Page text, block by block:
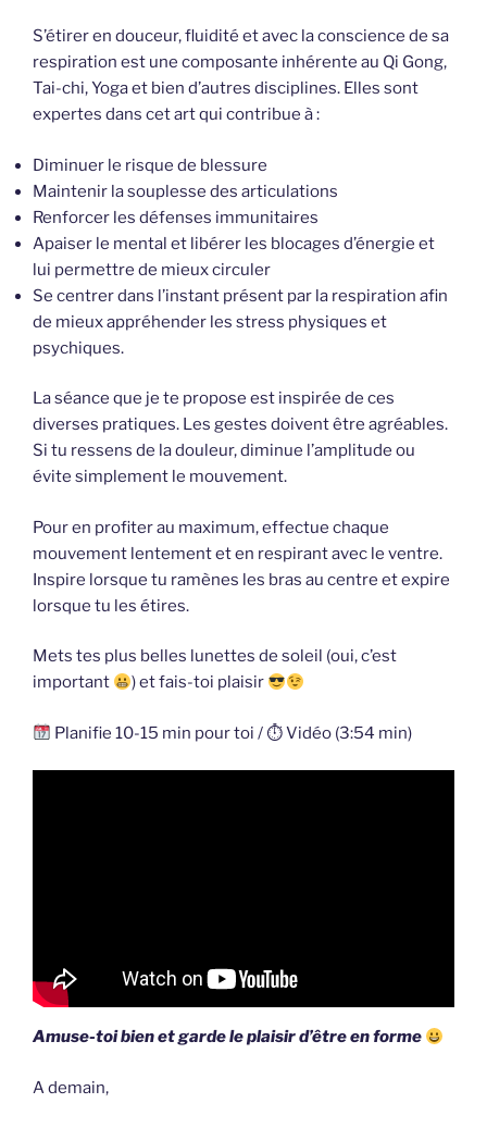
S’étirer en douceur, fluidité et avec la conscience de sa
respiration est une composante inhérente au Qi Gong,
Tai-chi, Yoga et bien d’autres disciplines. Elles sont
expertes dans cet art qui contribue à :
Diminuer le risque de blessure
Maintenir la souplesse des articulations
Renforcer les défenses immunitaires
Apaiser le mental et libérer les blocages d’énergie et
lui permettre de mieux circuler
Se centrer dans l’instant présent par la respiration afin
de mieux appréhender les stress physiques et
psychiques.
La séance que je te propose est inspirée de ces
diverses pratiques. Les gestes doivent être agréables.
Si tu ressens de la douleur, diminue l’amplitude ou
évite simplement le mouvement.
Pour en profiter au maximum, effectue chaque
mouvement lentement et en respirant avec le ventre.
Inspire lorsque tu ramènes les bras au centre et expire
lorsque tu les étires.
Mets tes plus belles lunettes de soleil (oui, c’est
important
) et fais-toi plaisir
Planifie 10-15 min pour toi / ⏱ Vidéo (3:54 min)
Amuse-toi bien et garde le plaisir d’être en forme
A demain,